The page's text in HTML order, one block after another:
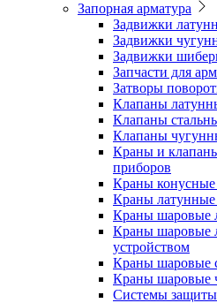
Запорная арматура
Задвижки
Задвижки
Задвижки
Запчасти для
Затворы
Клапаны
Клапаны
Клапаны
Краны и
приборов
Краны
Краны латунные
Краны шаровые
Краны шаровые
устройством
Краны шаровые
Краны шаровые
Системы защиты